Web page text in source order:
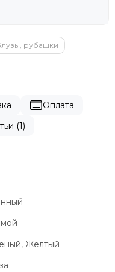
рубашки
Оплата
(1)
Желтый